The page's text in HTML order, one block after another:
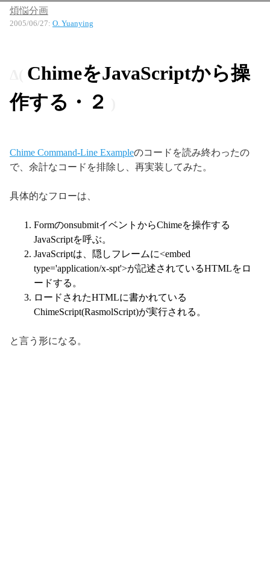
煩悩分画
2005/06/27: O. Yuanying
ChimeをJavaScriptから操
作する・２
Chime Command-Line Exampleのコードを読み終わったの
で、余計なコードを排除し、再実装してみた。
具体的なフローは、
FormのonsubmitイベントからChimeを操作する
JavaScriptを呼ぶ。
JavaScriptは、隠しフレームに<embed
type='application/x-spt'>が記述されているHTMLをロ
ードする。
ロードされたHTMLに書かれている
ChimeScript(RasmolScript)が実行される。
と言う形になる。